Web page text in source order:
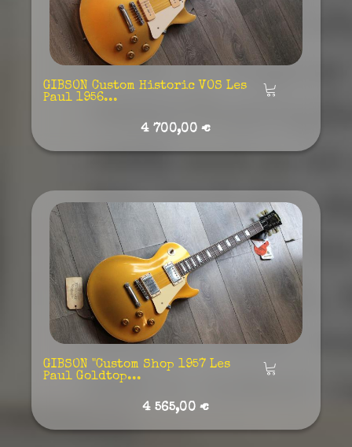
GIBSON Custom Historic VOS Les
Paul 1956...
4 700,00 €
GIBSON "Custom Shop 1957 Les
Paul Goldtop...
4 565,00 €